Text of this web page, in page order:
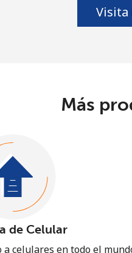
Visita
Más
de Celular
a celulares en todo el